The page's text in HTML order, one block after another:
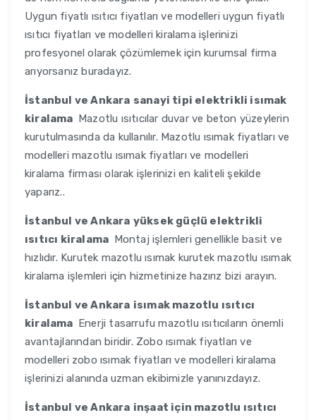
Uygun fiyatlı ısıtıcı fiyatları ve modelleri uygun fiyatlı
ısıtıcı fiyatları ve modelleri kiralama işlerinizi
profesyonel olarak çözümlemek için kurumsal firma
arıyorsanız buradayız.
İstanbul ve Ankara sanayi tipi elektrikli isımak
kiralama Mazotlu ısıtıcılar duvar ve beton yüzeylerin
kurutulmasında da kullanılır. Mazotlu ısımak fiyatları ve
modelleri mazotlu ısımak fiyatları ve modelleri
kiralama firması olarak işlerinizi en kaliteli şekilde
yaparız..
İstanbul ve Ankara yüksek güçlü elektrikli
ısıtıcı kiralama Montaj işlemleri genellikle basit ve
hızlıdır. Kurutek mazotlu ısımak kurutek mazotlu ısımak
kiralama işlemleri için hizmetinize hazırız bizi arayın.
İstanbul ve Ankara isımak mazotlu ısıtıcı
kiralama Enerji tasarrufu mazotlu ısıtıcıların önemli
avantajlarından biridir. Zobo ısımak fiyatları ve
modelleri zobo ısımak fiyatları ve modelleri kiralama
işlerinizi alanında uzman ekibimizle yanınızdayız.
İstanbul ve Ankara inşaat için mazotlu ısıtıcı